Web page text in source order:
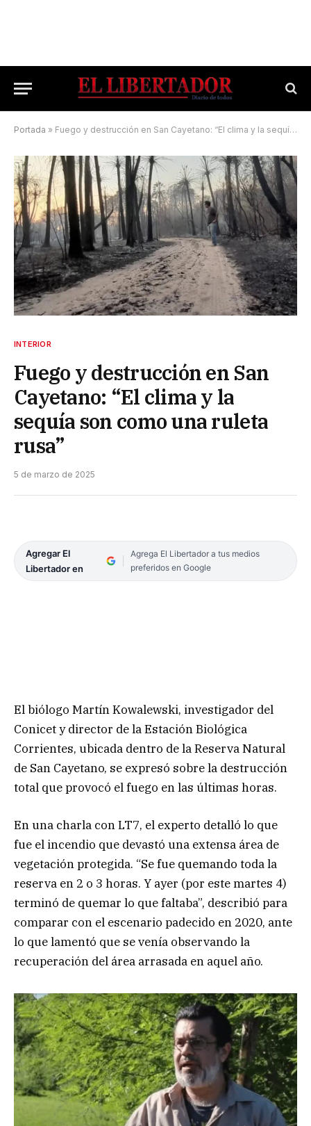
Portada » Fuego y destrucción en San Cayetano: “El clima y la sequía son como una ruleta rusa”
INTERIOR
Fuego y destrucción en San
Cayetano: “El clima y la
sequía son como una ruleta
rusa”
5 de marzo de 2025
Agregar El
Libertador en
Agrega El Libertador a tus medios
preferidos en Google
El biólogo Martín Kowalewski, investigador del
Conicet y director de la Estación Biológica
Corrientes, ubicada dentro de la Reserva Natural
de San Cayetano, se expresó sobre la destrucción
total que provocó el fuego en las últimas horas.
En una charla con LT7, el experto detalló lo que
fue el incendio que devastó una extensa área de
vegetación protegida. “Se fue quemando toda la
reserva en 2 o 3 horas. Y ayer (por este martes 4)
terminó de quemar lo que faltaba”, describió para
comparar con el escenario padecido en 2020, ante
lo que lamentó que se venía observando la
recuperación del área arrasada en aquel año.